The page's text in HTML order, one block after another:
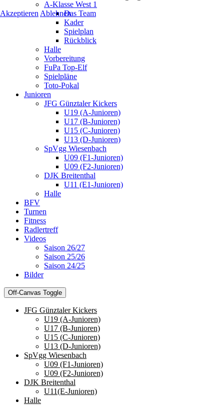
A-Klasse West 1
Das Team
Kader
Spielplan
Rückblick
Halle
Vorbereitung
FuPa Top-Elf
Spielpläne
Toto-Pokal
Junioren
JFG Günztaler Kickers
U19 (A-Junioren)
U17 (B-Junioren)
U15 (C-Junioren)
U13 (D-Junioren)
SpVgg Wiesenbach
U09 (F1-Junioren)
U09 (F2-Junioren)
DJK Breitenthal
U11 (E1-Junioren)
Halle
BFV
Turnen
Fitness
Radlertreff
Videos
Saison 26/27
Saison 25/26
Saison 24/25
Bilder
Off-Canvas Toggle
JFG Günztaler Kickers
U19 (A-Junioren)
U17 (B-Junioren)
U15 (C-Junioren)
U13 (D-Junioren)
SpVgg Wiesenbach
U09 (F1-Junioren)
U09 (F2-Junioren)
DJK Breitenthal
U11(E-Junioren)
Halle
Akzeptieren Ablehnen